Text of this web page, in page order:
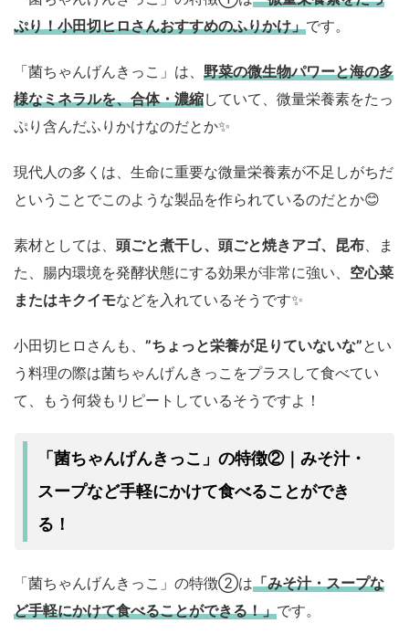
ぷり！小田切ヒロさんおすすめのふりかけ」です。
「菌ちゃんげんきっこ」は、 野菜の微生物パワーと海の多
様なミネラルを、合体・濃縮していて、微量栄養素をたっ
ぷり含んだふりかけなのだとか✨
現代人の多くは、生命に重要な微量栄養素が不足しがちだ
ということでこのような製品を作られているのだとか😊
素材としては、 頭ごと煮干し、頭ごと焼きアゴ、昆布 、ま
た、腸内環境を発酵状態にする効果が非常に強い、 空心菜
またはキクイモなどを入れているそうです✨
小田切ヒロさんも、 ”ちょっと栄養が足りていないな”とい
う料理の際は菌ちゃんげんきっこをプラスして食べてい
て、もう何袋もリピートしているそうですよ！
「菌ちゃんげんきっこ」の特徴②｜みそ汁・
スープなど手軽にかけて食べることができ
る！
「菌ちゃんげんきっこ」の特徴②は「みそ汁・スープな
ど手軽にかけて食べることができる！」です。